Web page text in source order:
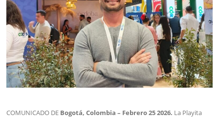
COMUNICADO DE Bogotá, Colombia – Febrero 25 2026. La Playita